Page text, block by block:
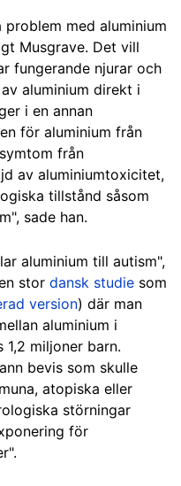
med aluminium
Musgrave. Det vill
fungerande njurar och
aluminium direkt i
i en annan
för aluminium från
från
av aluminiumtoxicitet,
tillstånd såsom
sade han.
aluminium till autism",
stor dansk studie som
version) där man
aluminium i
miljoner barn.
bevis som skulle
atopiska eller
störningar
för